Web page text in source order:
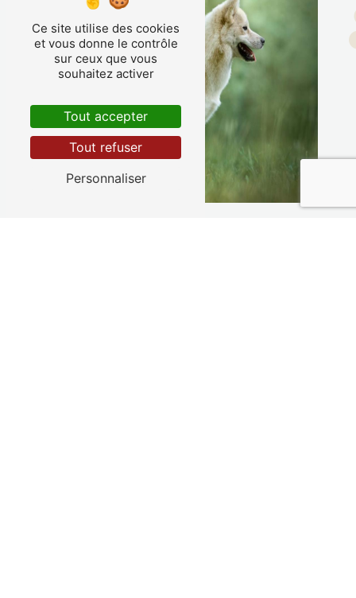
Ce site utilise des cookies
et vous donne le contrôle
sur ceux que vous
souhaitez activer
Tout accepter
Tout refuser
Personnaliser